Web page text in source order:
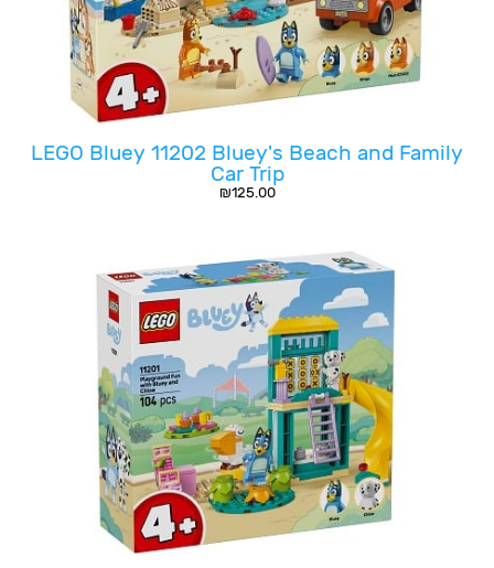
LEGO Bluey 11202 Bluey's Beach and Family
Car Trip
₪125.00